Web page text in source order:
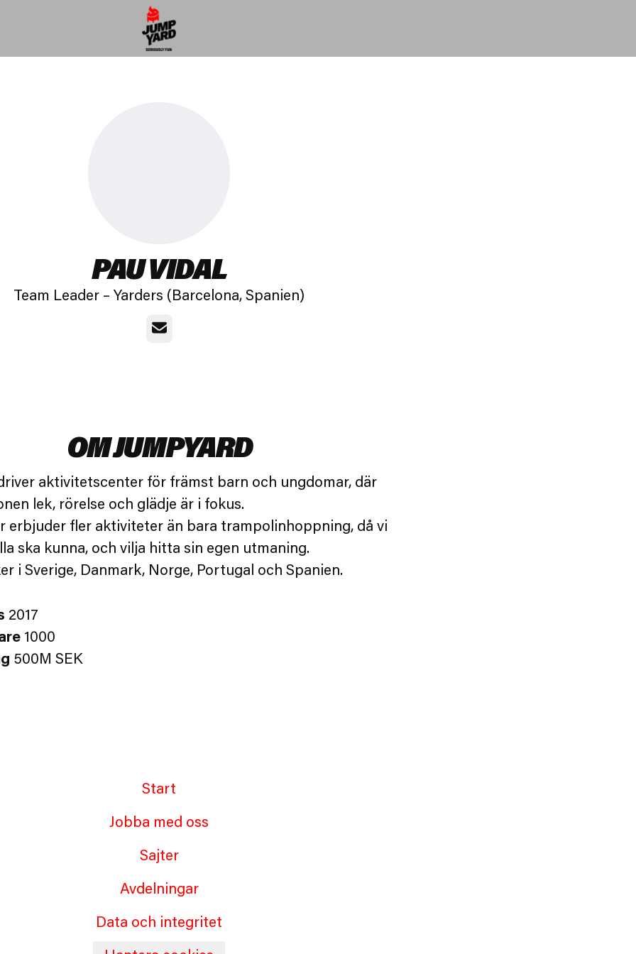
PAU VIDAL
Team Leader – Yarders (Barcelona, ​​Spanien)
E-post
OM JUMPYARD
aktivitetscenter för främst barn och ungdomar, där
lek, rörelse och glädje är i fokus.
erbjuder fler aktiviteter än bara trampolinhoppning, då vi
ska kunna, och vilja hitta sin egen utmaning.
i Sverige, Danmark, Norge, Portugal och Spanien.
2017
1000
500M SEK
Start
Jobba med oss
Sajter
Avdelningar
Data och integritet